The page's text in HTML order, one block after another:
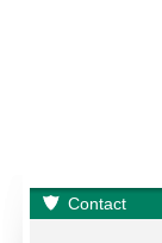
Contact